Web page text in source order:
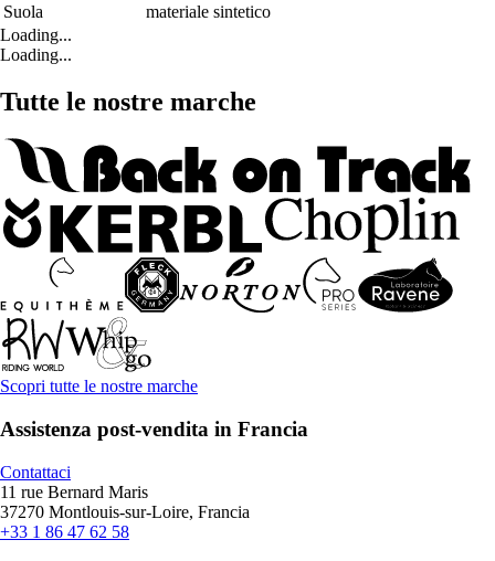
Suola
materiale sintetico
Loading...
Loading...
Tutte le nostre marche
Scopri tutte le nostre marche
Assistenza post-vendita in Francia
Contattaci
11 rue Bernard Maris
37270 Montlouis-sur-Loire, Francia
+33 1 86 47 62 58